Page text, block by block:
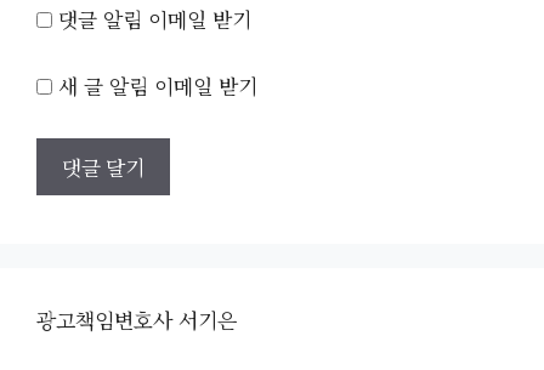
댓글 알림 이메일 받기
새 글 알림 이메일 받기
광고책임변호사 서기은